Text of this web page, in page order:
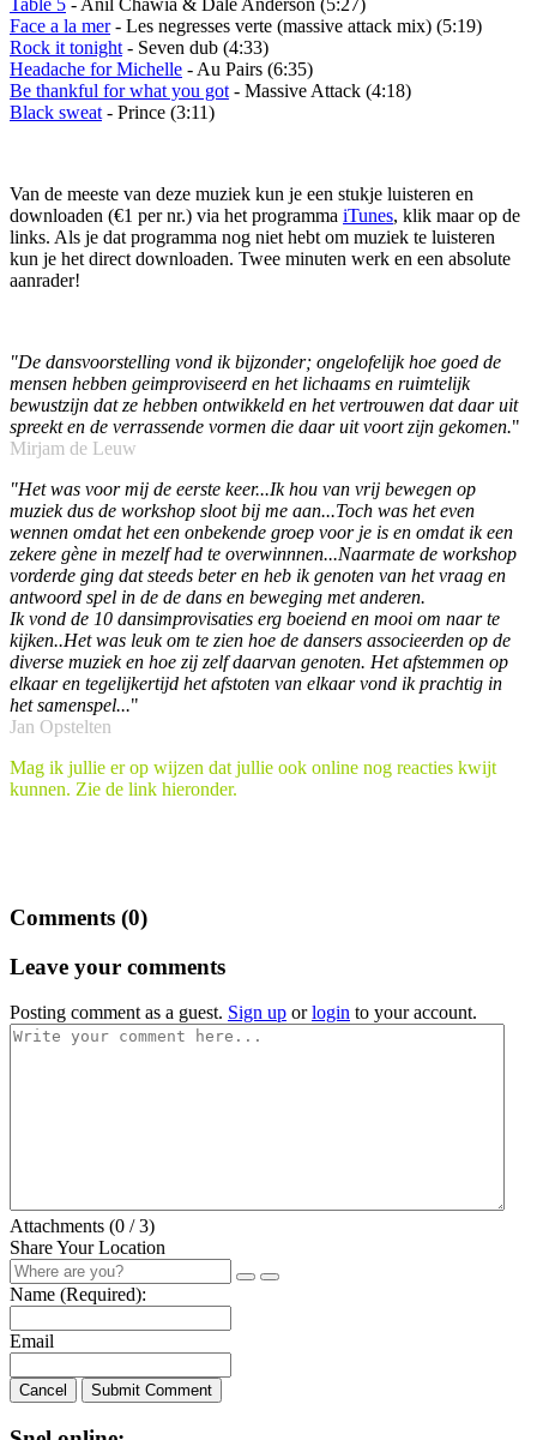
Table 5 - Anil Chawia & Dale Anderson (5:27)
Face a la mer- Les negresses verte (massive attack mix) (5:19)
Rock it tonight - Seven dub (4:33)
Headache for Michelle - Au Pairs (6:35)
Be thankful for what you got - Massive Attack (4:18)
Black sweat - Prince (3:11)
Van de meeste van deze muziek kun je een stukje luisteren en
downloaden (€1 per nr.) via het programma iTunes, klik maar op de
links. Als je dat programma nog niet hebt om muziek te luisteren
kun je het direct downloaden. Twee minuten werk en een absolute
aanrader!
"De dansvoorstelling vond ik bijzonder; ongelofelijk hoe goed de
mensen hebben geimproviseerd en het lichaams en ruimtelijk
bewustzijn dat ze hebben ontwikkeld en het vertrouwen dat daar uit
spreekt en de verrassende vormen die daar uit voort zijn gekomen."
Mirjam de Leuw
"Het was voor mij de eerste keer...Ik hou van vrij bewegen op
muziek dus de workshop sloot bij me aan...Toch was het even
wennen omdat het een onbekende groep voor je is en omdat ik een
zekere gène in mezelf had te overwinnnen...Naarmate de workshop
vorderde ging dat steeds beter en heb ik genoten van het vraag en
antwoord spel in de de dans en beweging met anderen.
Ik vond de 10 dansimprovisaties erg boeiend en mooi om naar te
kijken..Het was leuk om te zien hoe de dansers associeerden op de
diverse muziek en hoe zij zelf daarvan genoten. Het afstemmen op
elkaar en tegelijkertijd het afstoten van elkaar vond ik prachtig in
het samenspel..."
Jan Opstelten
Mag ik jullie er op wijzen dat jullie ook online nog reacties kwijt
kunnen. Zie de link hieronder.
Comments (0)
Leave your comments
Posting comment as a guest. Sign up orlogin to your account.
Attachments (0 / 3)
Share Your Location
Name (Required):
Email
Cancel Submit Comment